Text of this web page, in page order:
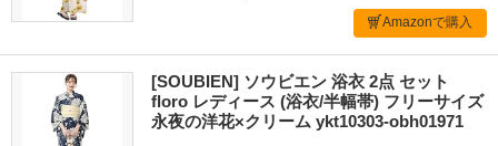
Amazonで購入
[SOUBIEN] ソウビエン 浴衣 2点 セット
floro レディース (浴衣/半幅帯) フリーサイズ
永夜の洋花×クリーム ykt10303-obh01971